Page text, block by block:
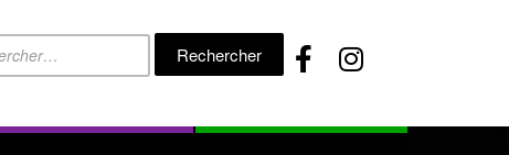
Rechercher :